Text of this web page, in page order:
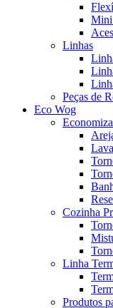
Mini
Linhas
Peças de
Eco Wog
Cozinha
Linha
Produtos